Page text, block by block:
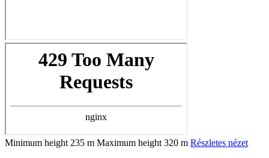
Minimum height 235 m Maximum height 320 m Részletes nézet